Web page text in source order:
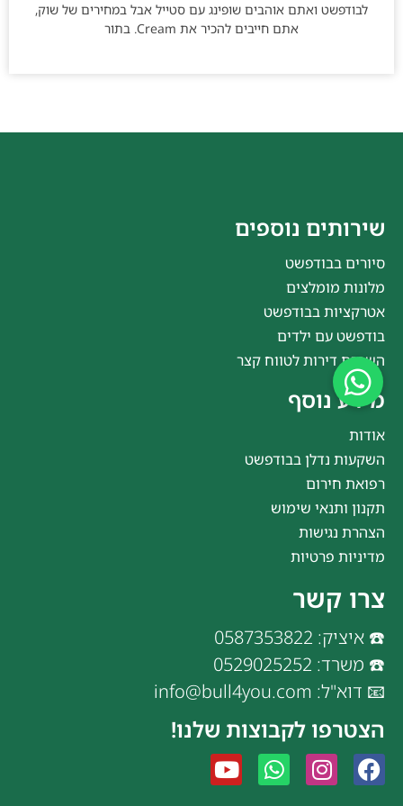
לבודפשט ואתם אוהבים שופינג עם סטייל אבל במחירים של שוק,
אתם חייבים להכיר את Cream. בתור
שירותים נוספים
סיורים בבודפשט
מלונות מומלצים
אטרקציות בבודפשט
בודפשט עם ילדים
השכרת דירות לטווח קצר
מידע נוסף
אודות
השקעות נדלן בבודפשט
רפואת חירום
תקנון ותנאי שימוש
הצהרת נגישות
מדיניות פרטיות
צרו קשר
☎️ איציק: 0587353822
☎️ משרד: 0529025252
📧 דוא"ל: info@bull4you.com
הצטרפו לקבוצות שלנו!